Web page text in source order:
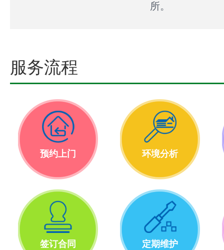
所。
服务流程
预约上门 环境分析
签订合同 定期维护